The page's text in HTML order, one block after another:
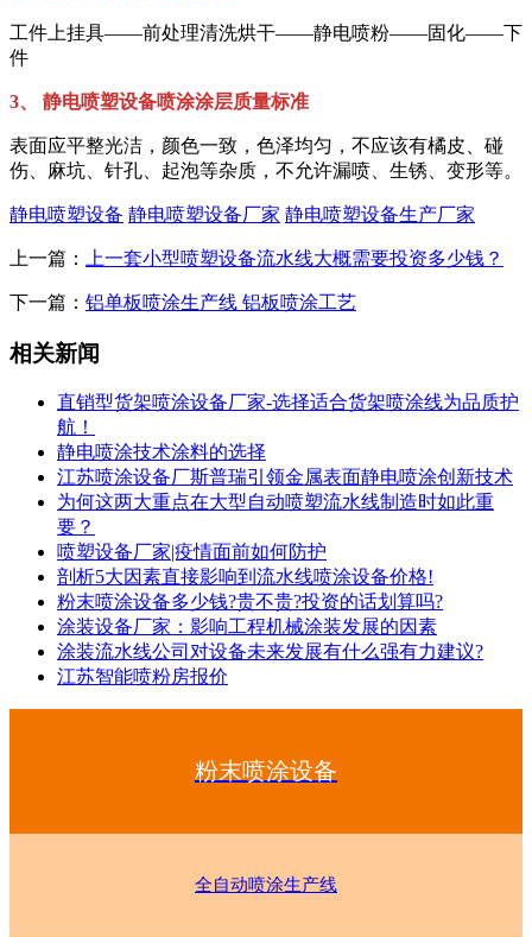
工件上挂具——前处理清洗烘干——静电喷粉——固化——下
件
3、 静电喷塑设备喷涂涂层质量标准
表面应平整光洁，颜色一致，色泽均匀，不应该有橘皮、碰
伤、麻坑、针孔、起泡等杂质，不允许漏喷、生锈、变形等。
静电喷塑设备 静电喷塑设备厂家 静电喷塑设备生产厂家
上一篇： 上一套小型喷塑设备流水线大概需要投资多少钱？
下一篇： 铝单板喷涂生产线 铝板喷涂工艺
相关新闻
直销型货架喷涂设备厂家-选择适合货架喷涂线为品质护
航！
静电喷涂技术涂料的选择
江苏喷涂设备厂斯普瑞引领金属表面静电喷涂创新技术
为何这两大重点在大型自动喷塑流水线制造时如此重
要？
喷塑设备厂家|疫情面前如何防护
剖析5大因素直接影响到流水线喷涂设备价格!
粉末喷涂设备多少钱?贵不贵?投资的话划算吗?
涂装设备厂家：影响工程机械涂装发展的因素
涂装流水线公司对设备未来发展有什么强有力建议?
江苏智能喷粉房报价
粉末喷涂设备
全自动喷涂生产线